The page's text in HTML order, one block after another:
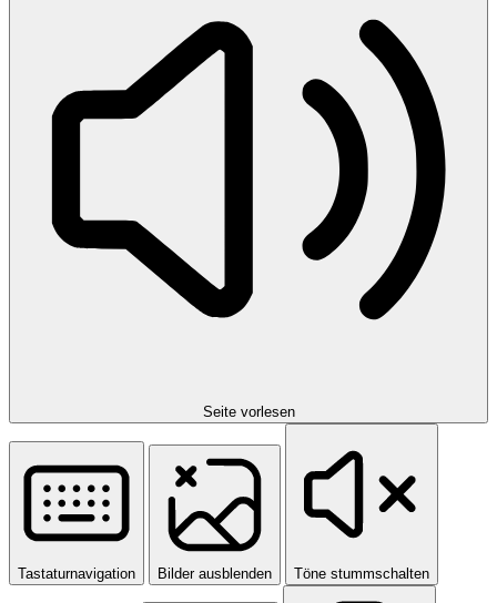
Seite vorlesen
Tastaturnavigation Bilder ausblenden Töne stummschalten